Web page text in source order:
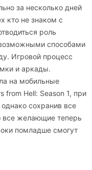
за несколько дней
кто не знаком с
роль
способами
Игровой процесс
и аркады.
на мобильные
from Hell: Season 1, при
сохранив все
все желающие теперь
помладше смогут